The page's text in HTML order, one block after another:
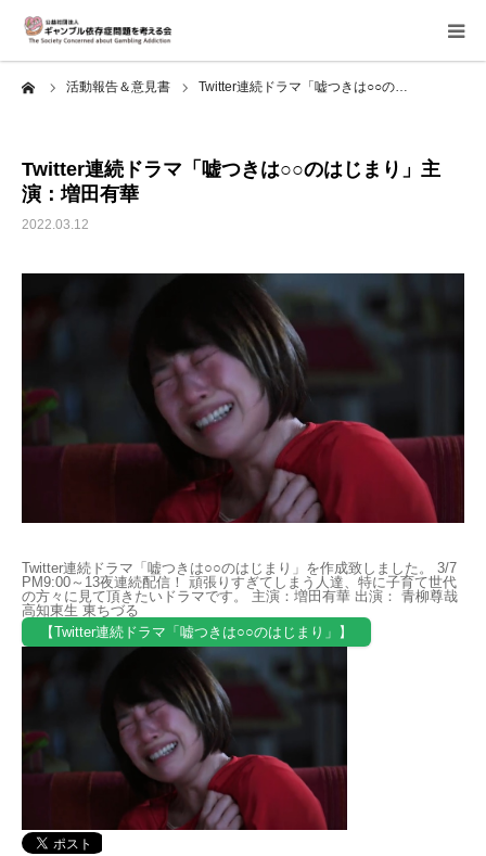
活動報告＆意見書 Twitter連続ドラマ「嘘つきは○○の…
Twitter連続ドラマ「嘘つきは○○のはじまり」主
演：増田有華
2022.03.12
Twitter連続ドラマ「嘘つきは○○のはじまり」を作成致しました。 3/7
PM9:00～13夜連続配信！ 頑張りすぎてしまう人達、特に子育て世代
の方々に見て頂きたいドラマです。 主演：増田有華 出演： 青柳尊哉
高知東生 東ちづる
【Twitter連続ドラマ「嘘つきは○○のはじまり」】
当会について
家族相談会
講座・イベント
子どもたちへ
自死遺族会
メディア
広報・啓発
プレスリリース
お問い合わせ
言語選択/Select Language:English